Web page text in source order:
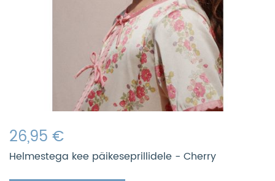
26,95 €
Helmestega kee päikeseprillidele - Cherry